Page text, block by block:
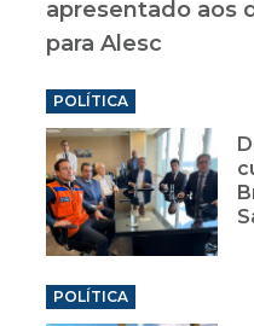
apresentado aos
para Alesc
POLÍTICA
POLÍTICA